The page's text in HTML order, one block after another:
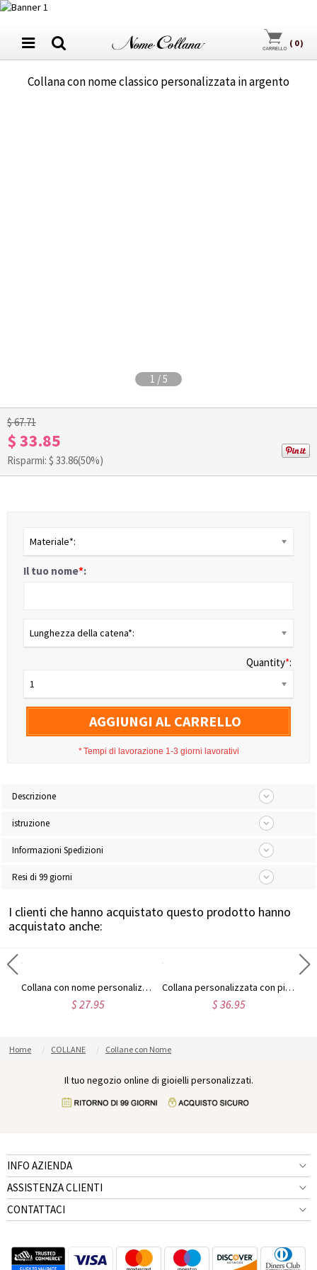
( 0)
Collana con nome classico personalizzata in argento
1 /5
$ 67.71
$ 33.85
Risparmi: $ 33.86(50%)
Materiale*:
Il tuo nome*:
Lunghezza della catena*:
Quantity*:
1
AGGIUNGI AL CARRELLO
*Tempi di lavorazione 1-3 giorni lavorativi
Descrizione
istruzione
Informazioni Spedizioni
Resi di 99 giorni
I clienti che hanno acquistato questo prodotto hanno
acquistato anche:
Collana con nome personalizzato in argento Sterling 925, elegante, regalo di compleanno per San Valentino e anniversario per lei
$ 27.95
Collana personalizzata con piedini di bambino per la mamma
$ 36.95
Home COLLANE Collane con Nome
Il tuo negozio online di gioielli personalizzati.
INFO AZIENDA
ASSISTENZA CLIENTI
CONTATTACI